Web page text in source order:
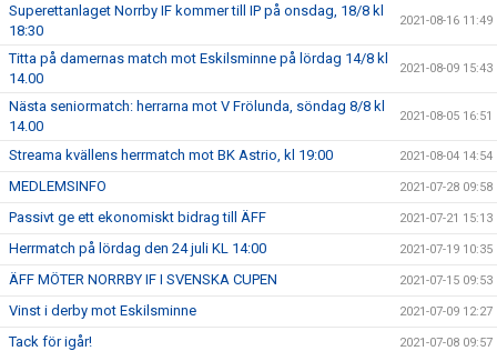
Superettanlaget Norrby IF kommer till IP på onsdag, 18/8 kl
18:30
2021-08-16 11:49
Titta på damernas match mot Eskilsminne på lördag 14/8 kl
14.00
2021-08-09 15:43
Nästa seniormatch: herrarna mot V Frölunda, söndag 8/8 kl
14.00
2021-08-05 16:51
Streama kvällens herrmatch mot BK Astrio, kl 19:00 2021-08-04 14:54
MEDLEMSINFO 2021-07-28 09:58
Passivt ge ett ekonomiskt bidrag till ÄFF 2021-07-21 15:13
Herrmatch på lördag den 24 juli KL 14:00 2021-07-19 10:35
ÄFF MÖTER NORRBY IF I SVENSKA CUPEN 2021-07-15 09:53
Vinst i derby mot Eskilsminne 2021-07-09 12:27
Tack för igår! 2021-07-08 09:57